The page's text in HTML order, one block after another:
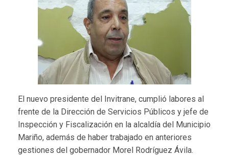
El nuevo presidente del Invitrane, cumplió labores al
frente de la Dirección de Servicios Públicos y jefe de
Inspección y Fiscalización en la alcaldía del Municipio
Mariño, además de haber trabajado en anteriores
gestiones del gobernador Morel Rodríguez Ávila.